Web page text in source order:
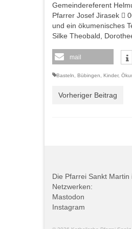
Gemeindereferent
Pfarrer Josef Jirasek 
und ein ökumenisches
Silke Theobald,
mail
Basteln, Bübingen, Kinder,
Vorheriger Beitrag
Die Pfarrei Sankt Martin
Netzwerken:
Mastodon
Instagram